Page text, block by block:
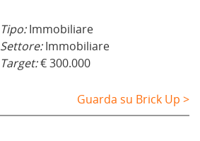
Tipo:Immobiliare
Settore:Immobiliare
Target:€ 300.000
Guarda su Brick Up >